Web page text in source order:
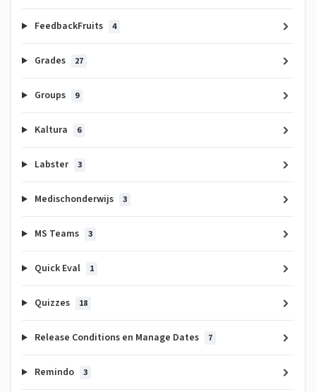
FeedbackFruits 4
Grades 27
Groups 9
Kaltura 6
Labster 3
Medischonderwijs 3
MS Teams 3
Quick Eval 1
Quizzes 18
Release Conditions en Manage Dates 7
Remindo 3